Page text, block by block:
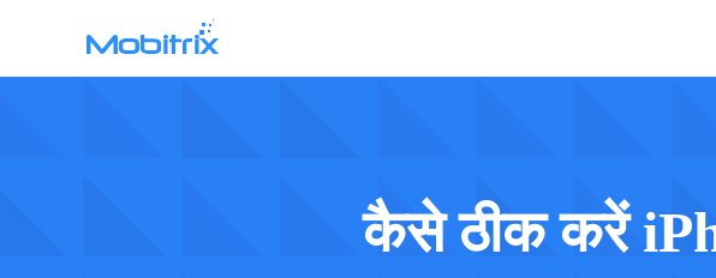
Android
iCloud
कैसे ठीक करें